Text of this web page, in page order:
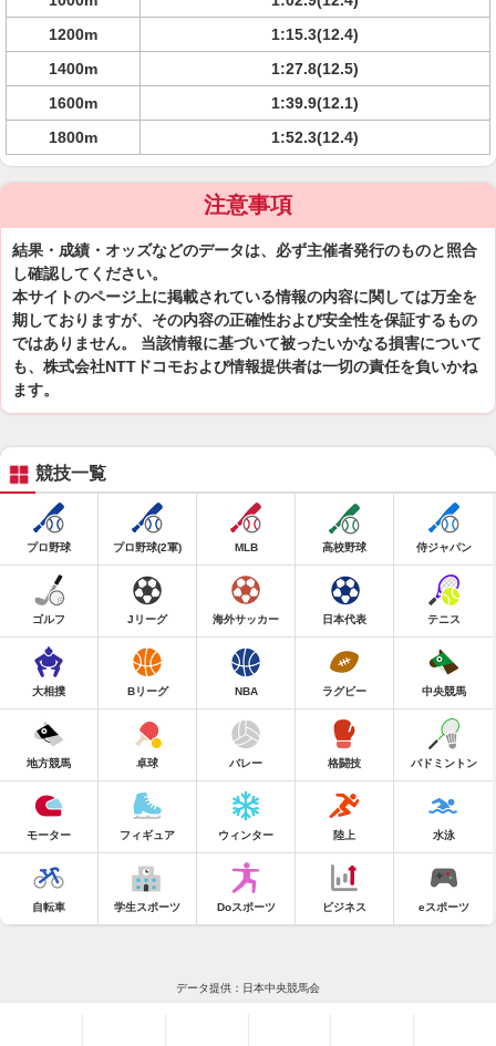
1200m
1:15.3(12.4)
1400m
1:27.8(12.5)
1600m
1:39.9(12.1)
1800m
1:52.3(12.4)
注意事項
結果・成績・オッズなどのデータは、必ず主催者発行のものと照合
し確認してください。
本サイトのページ上に掲載されている情報の内容に関しては万全を
期しておりますが、その内容の正確性および安全性を保証するもの
ではありません。 当該情報に基づいて被ったいかなる損害について
も、株式会社NTTドコモおよび情報提供者は一切の責任を負いかね
ます。
競技一覧
プロ野球 プロ野球(2軍) MLB 高校野球 侍ジャパン
ゴルフ Jリーグ 海外サッカー 日本代表 テニス
大相撲 Bリーグ NBA ラグビー 中央競馬
地方競馬 卓球 バレー 格闘技 バドミントン
モーター フィギュア ウィンター 陸上 水泳
自転車 学生スポーツ Doスポーツ ビジネス eスポーツ
データ提供：日本中央競馬会